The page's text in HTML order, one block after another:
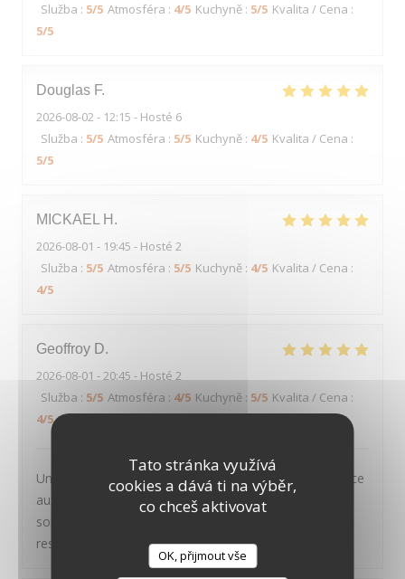
Tato stránka využívá
cookies a dává ti na výběr,
co chceš aktivovat
OK, přijmout vše
Služba : 5/5 Atmosféra : 4/5 Kuchyně : 5/5 Kvalita / Cena :
5/5
Douglas F
2026-08-02 - 12:15 - Hosté 6
Služba : 5/5 Atmosféra : 5/5 Kuchyně : 4/5 Kvalita / Cena :
5/5
MICKAEL H
2026-08-01 - 19:45 - Hosté 2
Služba : 5/5 Atmosféra : 5/5 Kuchyně : 4/5 Kvalita / Cena :
4/5
Geoffroy D
2026-08-01 - 20:45 - Hosté 2
Služba : 5/5 Atmosféra : 4/5 Kuchyně : 5/5 Kvalita / Cena :
4/5
Un très joli cadre, des plats tous excellents et un service
aux petits oignons : nous avons passé une excellente
soirée, et recommandons chaleureusement ce
restaurant
LE PAVILLON DE BAILLY